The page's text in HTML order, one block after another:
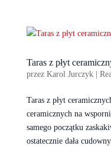
Taras z płyt
przez Karol Jurczyk|
Taras z płyt
ceramicznych na
samego początku
ostatecznie dała